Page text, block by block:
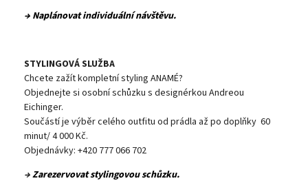
→ Naplánovat individuální návštěvu.
STYLINGOVÁ SLUŽBA
Chcete zažít kompletní styling ANAMÉ?
Objednejte si osobní schůzku s designérkou Andreou
Eichinger.
Součástí je výběr celého outfitu od prádla až po doplňky 60
minut/ 4 000 Kč.
Objednávky: +420 777 066 702
→Zarezervovat stylingovou schůzku.